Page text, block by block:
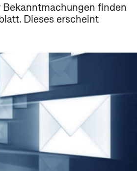
Bekanntmachungen finden
Dieses erscheint